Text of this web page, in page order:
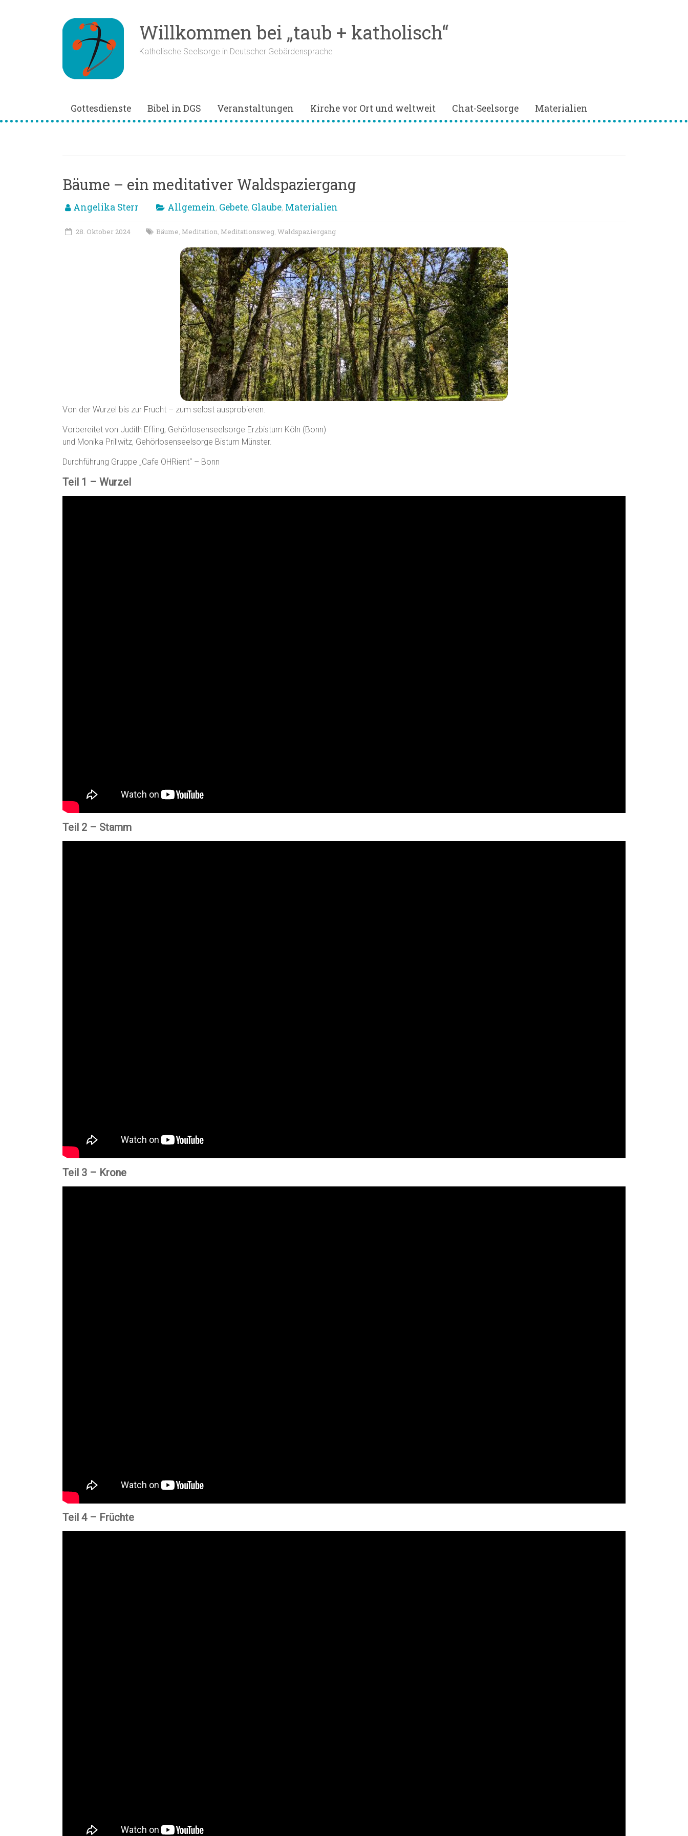
Willkommen bei „taub + katholisch“
Katholische Seelsorge in Deutscher Gebärdensprache
Gottesdienste Bibel in DGS Veranstaltungen Kirche vor Ort und weltweit Chat-Seelsorge Materialien
Bäume – ein meditativer Waldspaziergang
Angelika Sterr Allgemein, Gebete, Glaube, Materialien
28. Oktober 2024 Bäume, Meditation, Meditationsweg, Waldspaziergang
Von der Wurzel bis zur Frucht – zum selbst ausprobieren.
Vorbereitet von Judith Effing, Gehörlosenseelsorge Erzbistum Köln (Bonn)
und Monika Prillwitz, Gehörlosenseelsorge Bistum Münster.
Durchführung Gruppe „Cafe OHRient“ – Bonn
Teil 1 – Wurzel
Teil 2 – Stamm
Teil 3 – Krone
Teil 4 – Früchte